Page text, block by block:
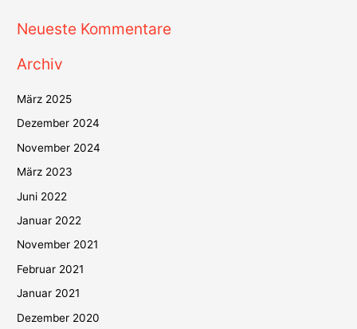
:Neueste Kommentare
Archiv
März 2025
Dezember 2024
November 2024
März 2023
Juni 2022
Januar 2022
November 2021
Februar 2021
Januar 2021
Dezember 2020